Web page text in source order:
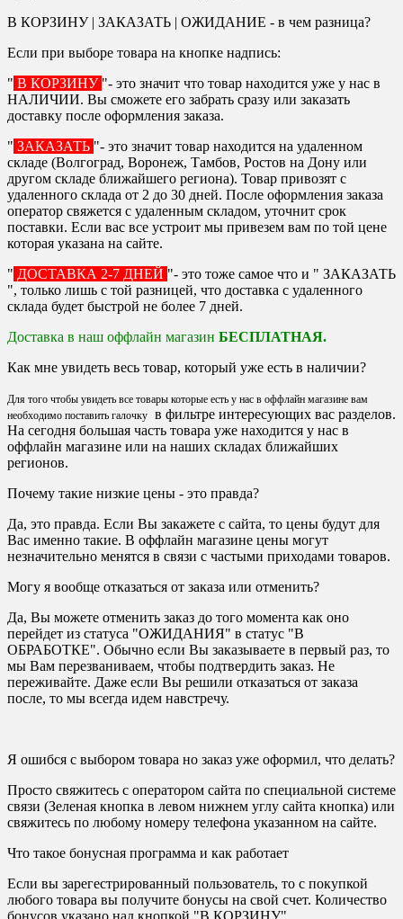
В КОРЗИНУ | ЗАКАЗАТЬ | ОЖИДАНИЕ - в чем разница?
Если при выборе товара на кнопке надпись:
" В КОРЗИНУ "- это значит что товар находится уже у нас в
НАЛИЧИИ. Вы сможете его забрать сразу или заказать
доставку после оформления заказа.
" ЗАКАЗАТЬ "- это значит товар находится на удаленном
складе (Волгоград, Воронеж, Тамбов, Ростов на Дону или
другом складе ближайшего региона). Товар привозят с
удаленного склада от 2 до 30 дней. После оформления заказа
оператор свяжется с удаленным складом, уточнит срок
поставки. Если вас все устроит мы привезем вам по той цене
которая указана на сайте.
" ДОСТАВКА 2-7 ДНЕЙ "- это тоже самое что и " ЗАКАЗАТЬ
", только лишь с той разницей, что доставка с удаленного
склада будет быстрой не более 7 дней.
Доставка в наш оффлайн магазин БЕСПЛАТНАЯ.
Как мне увидеть весь товар, который уже есть в наличии?
Для того чтобы увидеть все товары которые есть у нас в оффлайн магазине вам
необходимо поставить галочку в фильтре интересующих вас разделов.
На сегодня большая часть товара уже находится у нас в
оффлайн магазине или на наших складах ближайших
регионов.
Почему такие низкие цены - это правда?
Да, это правда. Если Вы закажете с сайта, то цены будут для
Вас именно такие. В оффлайн магазине цены могут
незначительно менятся в связи с частыми приходами товаров.
Могу я вообще отказаться от заказа или отменить?
Да, Вы можете отменить заказ до того момента как оно
перейдет из статуса "ОЖИДАНИЯ" в статус "В
ОБРАБОТКЕ". Обычно если Вы заказываете в первый раз, то
мы Вам перезваниваем, чтобы подтвердить заказ. Не
переживайте. Даже если Вы решили отказаться от заказа
после, то мы всегда идем навстречу.
Я ошибся с выбором товара но заказ уже оформил, что делать?
Просто свяжитесь с оператором сайта по специальной системе
связи (Зеленая кнопка в левом нижнем углу сайта кнопка) или
свяжитесь по любому номеру телефона указанном на сайте.
Что такое бонусная программа и как работает
Если вы зарегестрированный пользователь, то с покупкой
любого товара вы получите бонусы на свой счет. Количество
бонусов указано над кнопкой "В КОРЗИНУ"